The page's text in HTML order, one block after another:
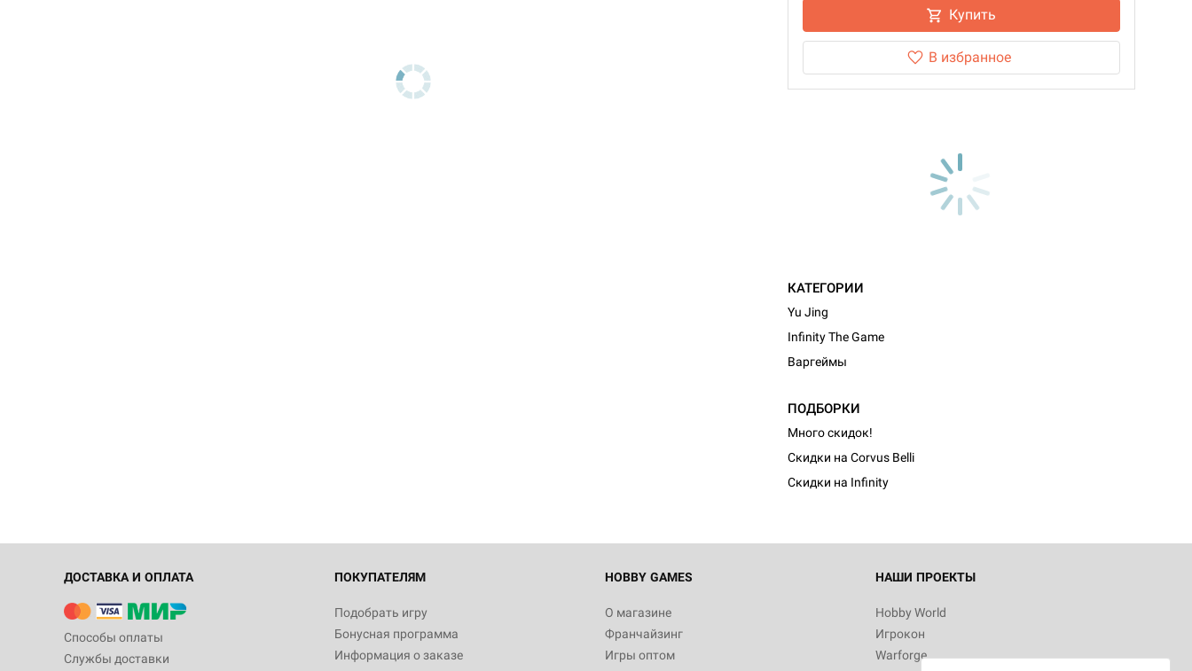
Купить
В избранное
КАТЕГОРИИ
Yu Jing
Infinity The Game
Варгеймы
ПОДБОРКИ
Много скидок!
Скидки на Corvus Belli
Скидки на Infinity
ДОСТАВКА И ОПЛАТА
Способы оплаты
Службы доставки
ПОКУПАТЕЛЯМ
Подобрать игру
Бонусная программа
Информация о заказе
HOBBY GAMES
О магазине
Франчайзинг
Игры оптом
НАШИ ПРОЕКТЫ
Hobby World
Игрокон
Warforge